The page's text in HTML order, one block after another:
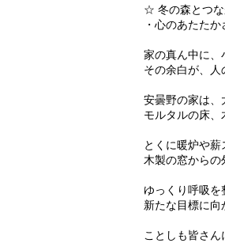
☆ 冬の森とつ
・心のあたた
家の真ん中に、
その余白が、人
安曇野の家は、
モルタルの床、
とくに暖炉や薪
木製の窓からの
ゆっくり呼吸を
新たな目標に向
ことしも皆さん